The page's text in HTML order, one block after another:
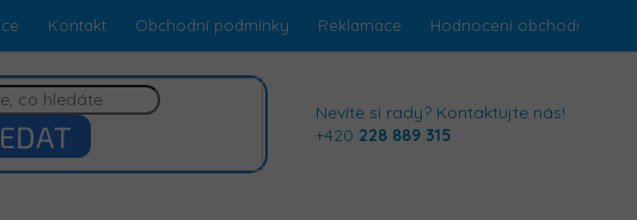
Kontakt Obchodní podmínky Reklamace Hodnocení obchodu
Nevíte si rady? Kontaktujte nás!
+420 228 889 315